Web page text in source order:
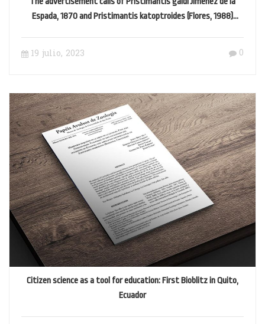
Espada, 1870 and Pristimantis katoptroides (Flores, 1988)
19 julio, 2023 0
Citizen science as a tool for education: First Bioblitz in Quito,
Ecuador